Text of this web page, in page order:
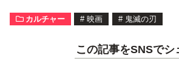
カルチャー # 映画 # 鬼滅の刃
この記事をSNSでシ